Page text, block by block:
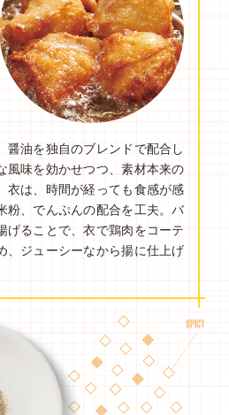
醤油を独自のブレンドで配合し
風味を効かせつつ、素材本来の
衣は、時間が経っても食感が感
粉、でんぷんの配合を工夫。バ
げることで、衣で鶏肉をコーテ
、ジューシーなから揚に仕上げ